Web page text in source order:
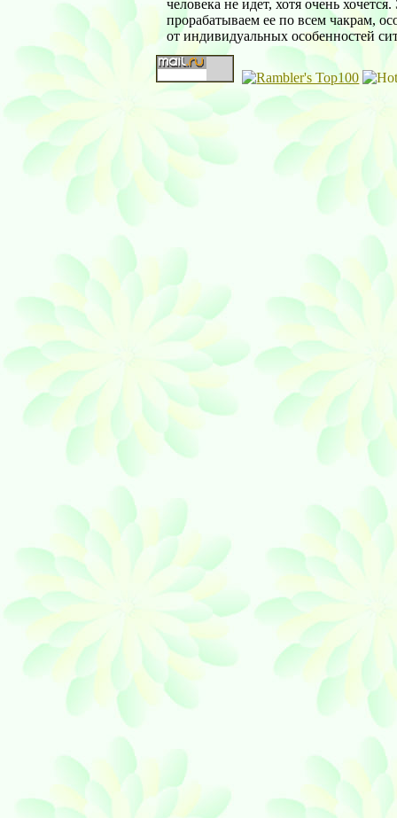
человека не идет, хотя очень
прорабатываем ее по всем чакрам,
от индивидуальных особенностей